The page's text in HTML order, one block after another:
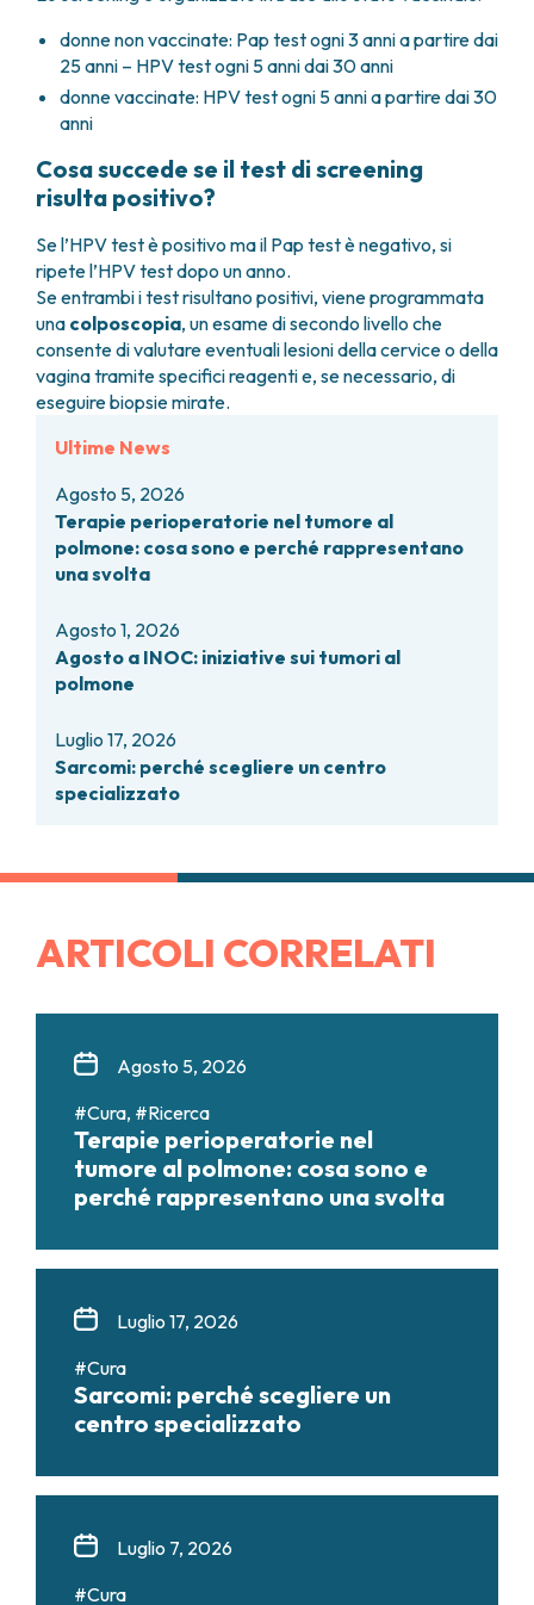
donne non vaccinate: Pap test ogni 3 anni a partire dai
25 anni – HPV test ogni 5 anni dai 30 anni
donne vaccinate: HPV test ogni 5 anni a partire dai 30
anni
Cosa succede se il test di screening
risulta positivo?
Se l’HPV test è positivo ma il Pap test è negativo, si
ripete l’HPV test dopo un anno.
Se entrambi i test risultano positivi, viene programmata
una colposcopia, un esame di secondo livello che
consente di valutare eventuali lesioni della cervice o della
vagina tramite specifici reagenti e, se necessario, di
eseguire biopsie mirate.
Ultime News
Agosto 5, 2026
Terapie perioperatorie nel tumore al
polmone: cosa sono e perché rappresentano
una svolta
Agosto 1, 2026
Agosto a INOC: iniziative sui tumori al
polmone
Luglio 17, 2026
Sarcomi: perché scegliere un centro
specializzato
ARTICOLI CORRELATI
Agosto 5, 2026
#Cura, #Ricerca
Terapie perioperatorie nel
tumore al polmone: cosa sono e
perché rappresentano una svolta
Luglio 17, 2026
#Cura
Sarcomi: perché scegliere un
centro specializzato
Luglio 7, 2026
#Cura